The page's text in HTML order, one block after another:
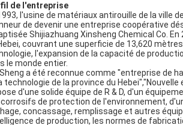
de l'entreprise
l'usine de matériaux antirouille de la ville
de devenir une entreprise coopérative
Shijiazhuang Xinsheng Chemical Co.
couvrant une superficie de 13,620
l'expansion de la capacité de
le monde entier.
a été reconnue comme "entreprise de
technologie de la province du
d'une solide équipe de R & D, d'un
de protection de l'environnement,
concassage, remplissage et autres
de production, les normes de